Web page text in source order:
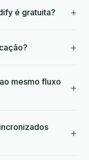
é gratuita? +
+
mesmo fluxo
+
+